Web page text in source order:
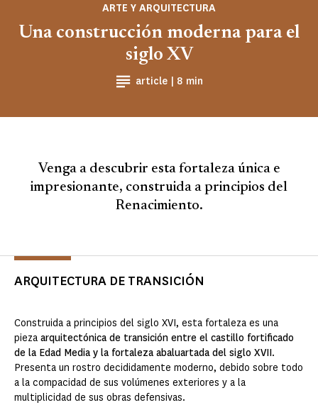
ARTE Y ARQUITECTURA
article | Tiempo de lectura
8 min
Una construcción moderna para el
siglo XV
Venga a descubrir esta fortaleza única e
impresionante, construida a principios del
Renacimiento.
ARQUITECTURA DE TRANSICIÓN
Construida a principios del siglo XVI, esta fortaleza es una
pieza arquitectónica de transición entre el castillo fortificado
de la Edad Media y la fortaleza abaluartada del siglo XVII.
Presenta un rostro decididamente moderno, debido sobre todo
a la compacidad de sus volúmenes exteriores y a la
multiplicidad de sus obras defensivas.